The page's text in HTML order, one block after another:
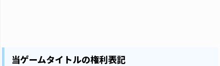
当ゲームタイトルの権利表記